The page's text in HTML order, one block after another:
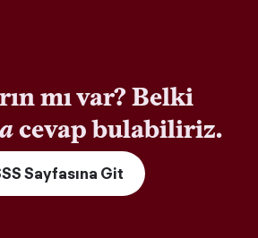
mı var? Belki
cevap bulabiliriz.
Sayfasına Git